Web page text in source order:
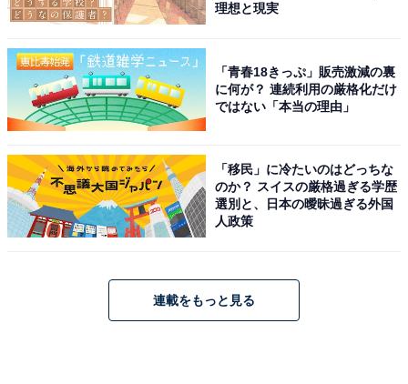
理想と現実
「青春18きっぷ」販売激減の裏
に何が？ 連続利用の厳格化だけ
ではない「本当の理由」
「移民」に冷たいのはどっちな
のか？ スイスの厳格過ぎる学歴
選別と、日本の曖昧過ぎる外国
人政策
連載をもっと見る